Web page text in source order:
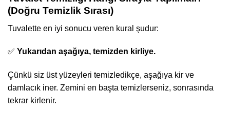
(Doğru Temizlik Sırası)
Tuvalette en iyi sonucu veren kural şudur:
✅ Yukarıdan aşağıya, temizden kirliye.
Çünkü siz üst yüzeyleri temizledikçe, aşağıya kir ve
damlacık iner. Zemini en başta temizlerseniz, sonrasında
tekrar kirlenir.